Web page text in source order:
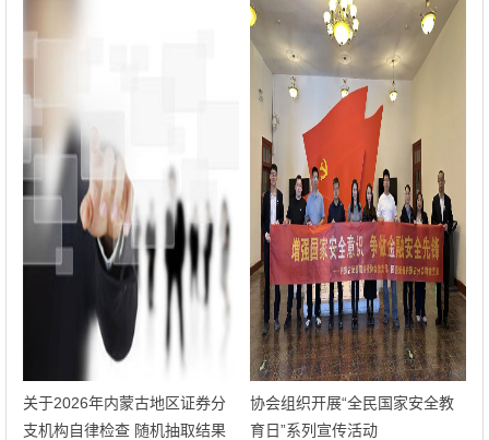
关于2026年内蒙古地区证券分
支机构自律检查 随机抽取结果
协会组织开展“全民国家安全教
育日”系列宣传活动